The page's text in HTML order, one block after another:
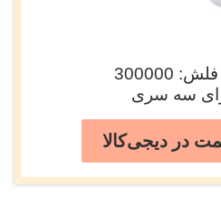
300000
سه سری
در دیجی‌کالا